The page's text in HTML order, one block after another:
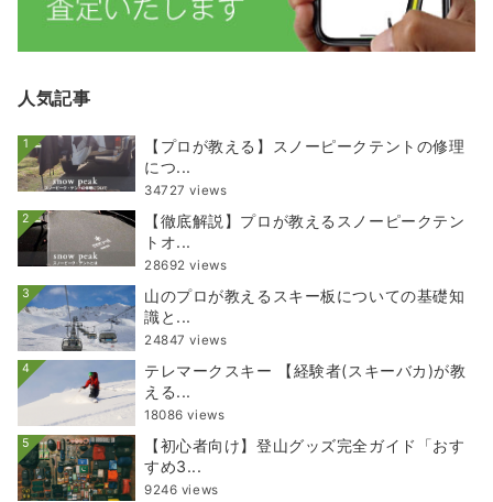
人気記事
1
【プロが教える】スノーピークテントの修理
につ...
34727 views
2
【徹底解説】プロが教えるスノーピークテン
トオ...
28692 views
3
山のプロが教えるスキー板についての基礎知
識と...
24847 views
4
テレマークスキー 【経験者(スキーバカ)が教
える...
18086 views
5
【初心者向け】登山グッズ完全ガイド「おす
すめ3...
9246 views